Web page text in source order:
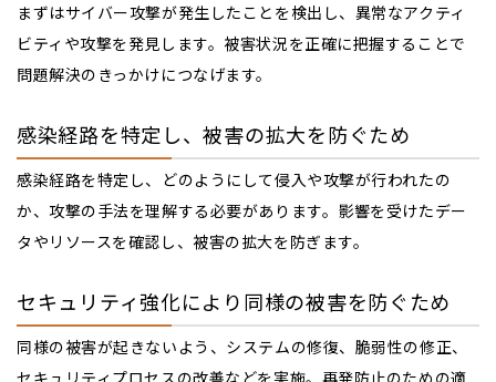
まずはサイバー攻撃が発生したことを検出し、異常なアクティ
ビティや攻撃を発見します。被害状況を正確に把握することで
問題解決のきっかけにつなげます。
感染経路を特定し、被害の拡大を防ぐため
感染経路を特定し、どのようにして侵入や攻撃が行われたの
か、攻撃の手法を理解する必要があります。影響を受けたデー
タやリソースを確認し、被害の拡大を防ぎます。
セキュリティ強化により同様の被害を防ぐため
同様の被害が起きないよう、システムの修復、脆弱性の修正、